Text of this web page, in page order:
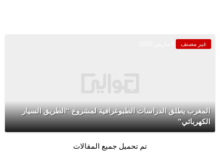
غير مصنف
المغرب يطلق الدراسات الطبوغرافية لمشروع “الطريق السيار
الكهربائي”
تم تحميل جميع المقالات